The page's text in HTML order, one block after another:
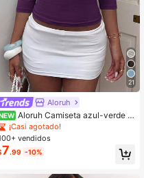
21
Aloruh
Aloruh Camiseta azul-verde c
cuello en V y manga 3/4 que esti
¡Casi agotado!
vendidos
7.99 -10%